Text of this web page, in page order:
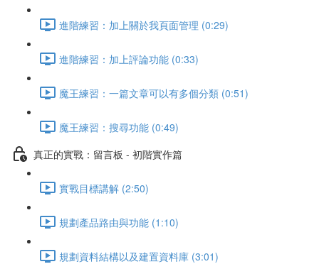
進階練習：加上關於我頁面管理 (0:29)
進階練習：加上評論功能 (0:33)
魔王練習：一篇文章可以有多個分類 (0:51)
魔王練習：搜尋功能 (0:49)
真正的實戰：留言板 - 初階實作篇
實戰目標講解 (2:50)
規劃產品路由與功能 (1:10)
規劃資料結構以及建置資料庫 (3:01)